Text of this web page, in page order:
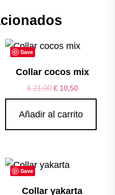
Save
Collar cocos mix
€21,00 €10,50
Añadir al carrito
Save
Collar yakarta